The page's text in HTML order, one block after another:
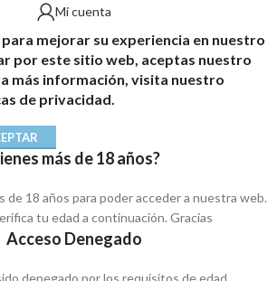
Mi cuenta
mejorar su experiencia en nuestro
por este sitio web, aceptas nuestro
más información, visita nuestro
de privacidad.
más de 18 años?
de 18 años para poder acceder a nuestra web.
tu edad a continuación. Gracias
Acceso Denegado